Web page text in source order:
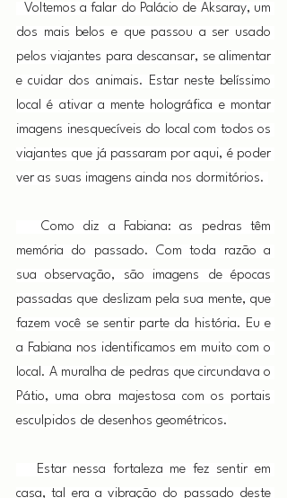
Voltemos a falar do Palácio de Aksaray, um
dos mais belos e que passou a ser usado
pelos viajantes para descansar, se alimentar
e cuidar dos animais. Estar neste belíssimo
local é ativar a mente holográfica e montar
imagens inesquecíveis do local com todos os
viajantes que já passaram por aqui, é poder
ver as suas imagens ainda nos dormitórios.
Como diz a Fabiana: as pedras têm
memória do passado. Com toda razão a
sua observação, são imagens de épocas
passadas que deslizam pela sua mente, que
fazem você se sentir parte da história. Eu e
a Fabiana nos identificamos em muito com o
local. A muralha de pedras que circundava o
Pátio, uma obra majestosa com os portais
esculpidos de desenhos geométricos.
Estar nessa fortaleza me fez sentir em
casa, tal era a vibração do passado deste